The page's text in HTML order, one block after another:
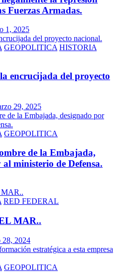
Fuerzas Armadas.
1, 2025
GEOPOLITICA HISTORIA
encrucijada del proyecto
29, 2025
GEOPOLITICA
de la Embajada,
ministerio de Defensa.
RED FEDERAL
MAR..
28, 2024
GEOPOLITICA